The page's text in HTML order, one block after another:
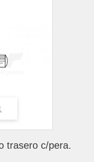
trasero c/pera.